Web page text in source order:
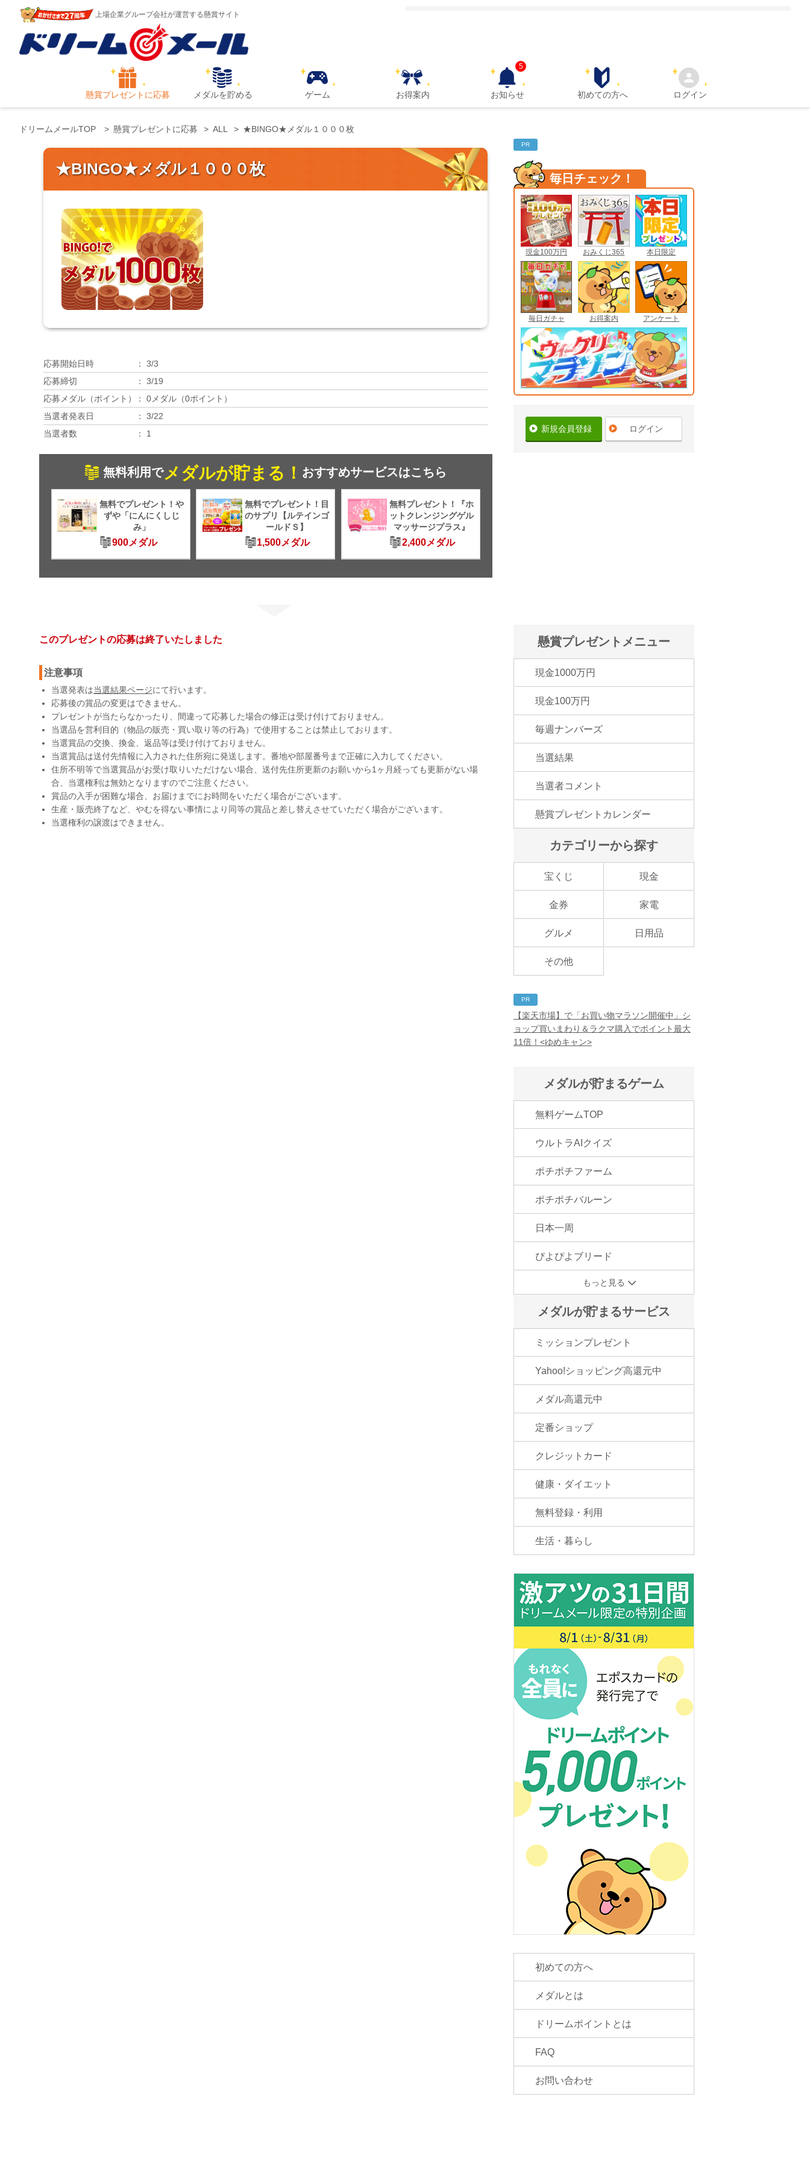
上場企業グループ会社が運営する懸賞サイト
懸賞プレゼントに応募 メダルを貯める ゲーム お得案内 お知らせ
5
初めての方へ ログイン
ドリームメールTOP 懸賞プレゼントに応募 ALL ★BINGO★メダル１０００枚
★BINGO★メダル１０００枚
応募開始日時
3/3
応募締切
3/19
応募メダル（ポイント）
0メダル（0ポイント）
当選者発表日
3/22
当選者数
1
無料利用でメダルが貯まる！ おすすめサービスはこちら
無料でプレゼント！や
ずや「にんにくしじ
み」
900メダル
無料でプレゼント！目
のサプリ【ルテインゴ
ールドＳ】
1,500メダル
無料プレゼント！『ホ
ットクレンジングゲル
マッサージプラス』
2,400メダル
このプレゼントの応募は終了いたしました
注意事項
当選発表は当選結果ページにて行います。
応募後の賞品の変更はできません。
プレゼントが当たらなかったり、間違って応募した場合の修正は受け付けておりません。
当選品を営利目的（物品の販売・買い取り等の行為）で使用することは禁止しております。
当選賞品の交換、換金、返品等は受け付けておりません。
当選賞品は送付先情報に入力された住所宛に発送します。番地や部屋番号まで正確に入力してください。
住所不明等で当選賞品がお受け取りいただけない場合、送付先住所更新のお願いから1ヶ月経っても更新がない場
合、当選権利は無効となりますのでご注意ください。
賞品の入手が困難な場合、お届けまでにお時間をいただく場合がございます。
生産・販売終了など、やむを得ない事情により同等の賞品と差し替えさせていただく場合がございます。
当選権利の譲渡はできません。
PR
毎日チェック！
現金100万円 おみくじ365 本日限定
毎日ガチャ お得案内 アンケート
新規会員登録 ログイン
懸賞プレゼントメニュー
現金1000万円
現金100万円
毎週ナンバーズ
当選結果
当選者コメント
懸賞プレゼントカレンダー
カテゴリーから探す
宝くじ 現金
金券 家電
グルメ 日用品
その他
PR
【楽天市場】で「お買い物マラソン開催中」シ
ョップ買いまわり＆ラクマ購入でポイント最大
11倍！<ゆめキャン>
メダルが貯まるゲーム
無料ゲームTOP
ウルトラAIクイズ
ポチポチファーム
ポチポチバルーン
日本一周
ぴよぴよブリード
もっと見る
メダルが貯まるサービス
ミッションプレゼント
Yahoo!ショッピング高還元中
メダル高還元中
定番ショップ
クレジットカード
健康・ダイエット
無料登録・利用
生活・暮らし
初めての方へ
メダルとは
ドリームポイントとは
FAQ
お問い合わせ